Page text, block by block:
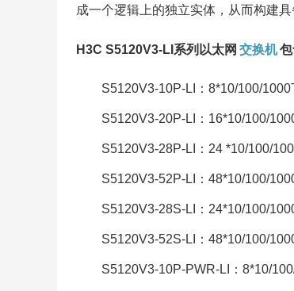
成一个逻辑上的独立实体，从而构建
H3C S5120V3-LI系列以太网 交换机包
S5120V3-10P-LI：8*10/100/
S5120V3-20P-LI：16*10/100/
S5120V3-28P-LI：24 *10/100/
S5120V3-52P-LI：48*10/100/
S5120V3-28S-LI：24*10/100/
S5120V3-52S-LI：48*10/100/
S5120V3-10P-PWR-LI：8*10/